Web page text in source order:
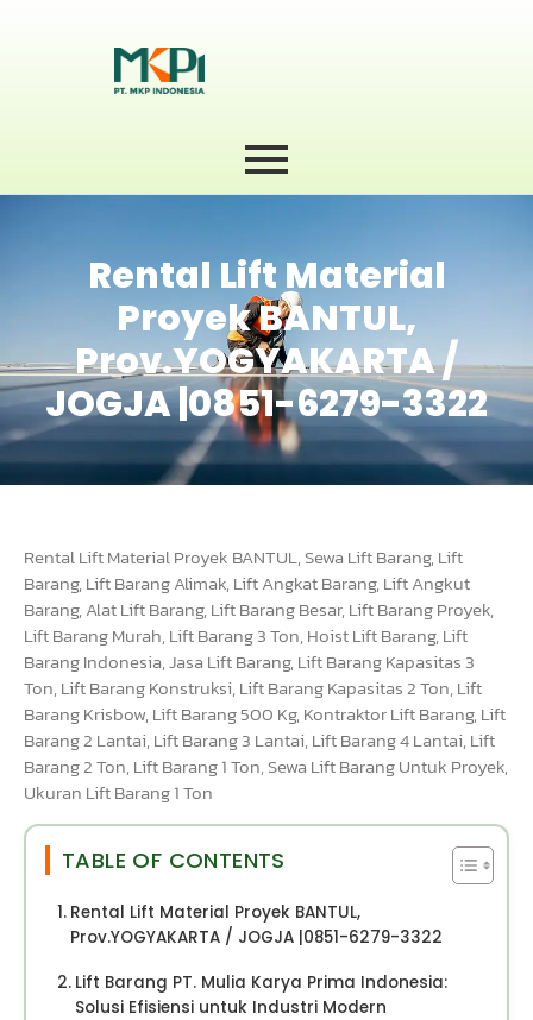
Rental Lift Material
Proyek BANTUL,
Prov.YOGYAKARTA /
JOGJA |0851-6279-3322
Rental Lift Material Proyek BANTUL, Sewa Lift Barang, Lift
Barang, Lift Barang Alimak, Lift Angkat Barang, Lift Angkut
Barang, Alat Lift Barang, Lift Barang Besar, Lift Barang Proyek,
Lift Barang Murah, Lift Barang 3 Ton, Hoist Lift Barang, Lift
Barang Indonesia, Jasa Lift Barang, Lift Barang Kapasitas 3
Ton, Lift Barang Konstruksi, Lift Barang Kapasitas 2 Ton, Lift
Barang Krisbow, Lift Barang 500 Kg, Kontraktor Lift Barang, Lift
Barang 2 Lantai, Lift Barang 3 Lantai, Lift Barang 4 Lantai, Lift
Barang 2 Ton, Lift Barang 1 Ton, Sewa Lift Barang Untuk Proyek,
Ukuran Lift Barang 1 Ton
TABLE OF CONTENTS
Rental Lift Material Proyek BANTUL,
Prov.YOGYAKARTA / JOGJA |0851-6279-3322
Lift Barang PT. Mulia Karya Prima Indonesia:
Solusi Efisiensi untuk Industri Modern